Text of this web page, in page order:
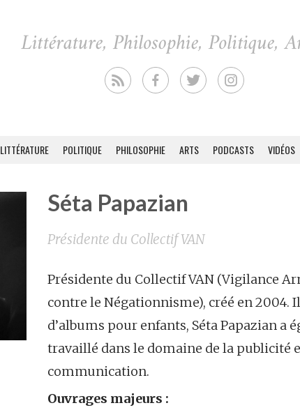
LITTÉRATURE POLITIQUE PHILOSOPHIE ARTS PODCASTS VIDÉOS
Séta Papazian
Présidente du Collectif VAN
Présidente du Collectif VAN (Vigilance
contre le Négationnisme), créé en 2004.
d’albums pour enfants, Séta Papazian a
travaillé dans le domaine de la publicité
communication.
Ouvrages majeurs :